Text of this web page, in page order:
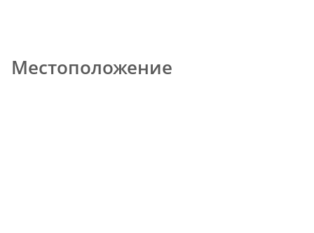
Местоположение